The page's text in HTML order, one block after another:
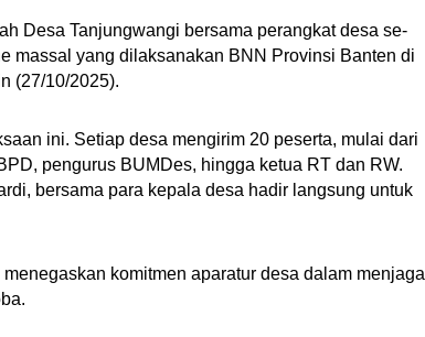
Desa Tanjungwangi bersama perangkat desa se-
massal yang dilaksanakan BNN Provinsi Banten di
(27/10/2025).
ini. Setiap desa mengirim 20 peserta, mulai dari
pengurus BUMDes, hingga ketua RT dan RW.
bersama para kepala desa hadir langsung untuk
komitmen aparatur desa dalam menjaga